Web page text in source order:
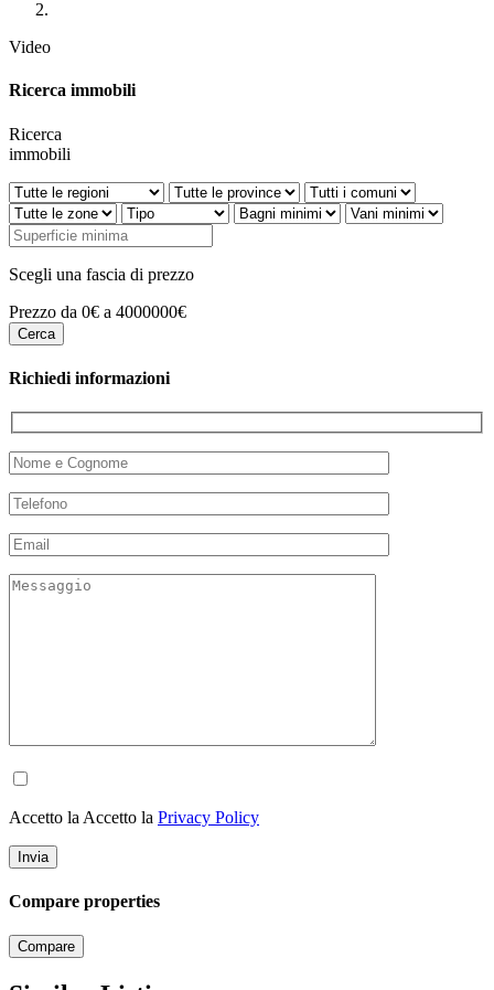
Video
Ricerca immobili
Ricerca
immobili
Scegli una fascia di prezzo
Prezzo da 0€ a 4000000€
Richiedi informazioni
Accetto la Accetto la Privacy Policy
Compare properties
Compare